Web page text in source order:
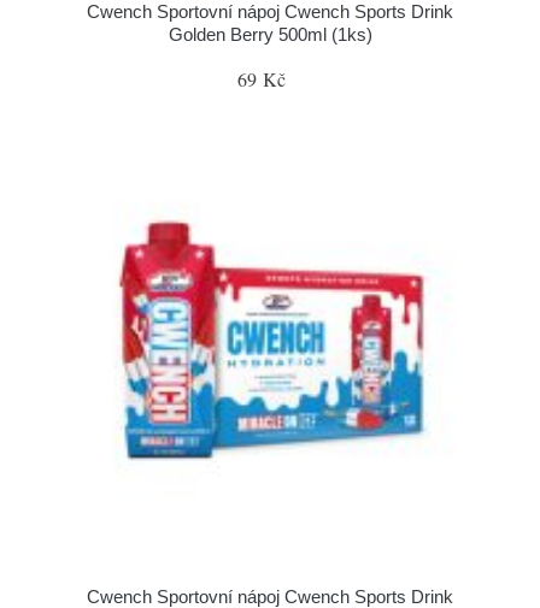
Cwench Sportovní nápoj Cwench Sports Drink
Golden Berry 500ml (1ks)
69 Kč
Cwench Sportovní nápoj Cwench Sports Drink